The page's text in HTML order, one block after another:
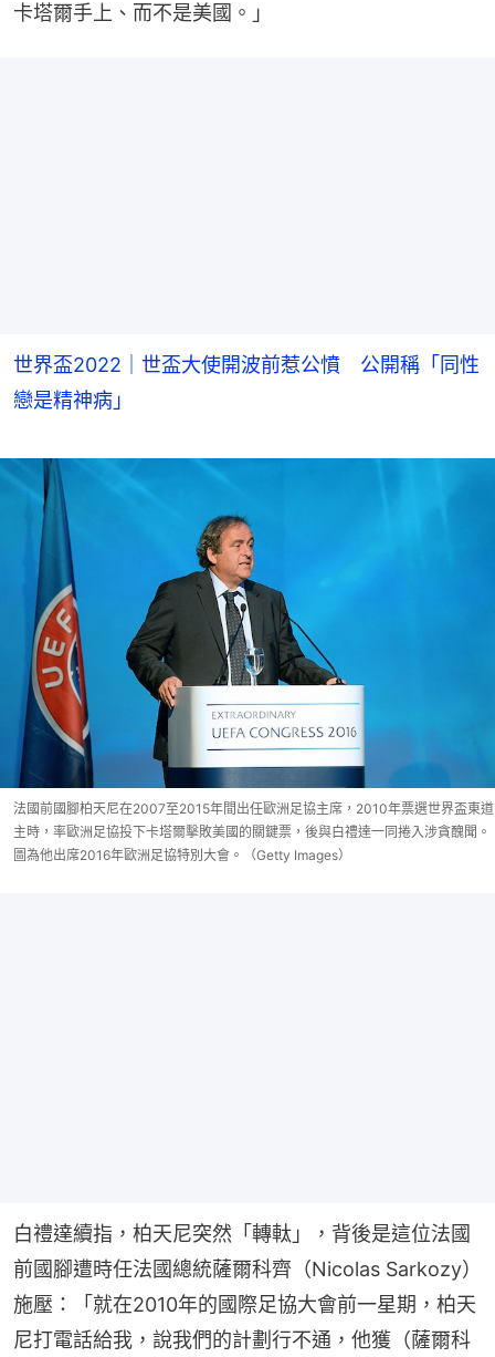
卡塔爾手上、而不是美國。」
世界盃2022｜世盃大使開波前惹公憤 公開稱「同性
戀是精神病」
法國前國腳柏天尼在2007至2015年間出任歐洲足協主席，2010年票選世界盃東道
主時，率歐洲足協投下卡塔爾擊敗美國的關鍵票，後與白禮達一同捲入涉貪醜聞。
圖為他出席2016年歐洲足協特別大會。（Getty Images）
白禮達續指，柏天尼突然「轉軚」，背後是這位法國
前國腳遭時任法國總統薩爾科齊（Nicolas Sarkozy）
施壓：「就在2010年的國際足協大會前一星期，柏天
尼打電話給我，說我們的計劃行不通，他獲（薩爾科